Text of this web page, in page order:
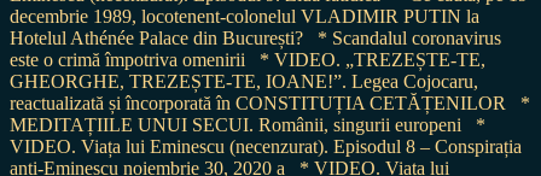
decembrie 1989, locotenent-colonelul VLADIMIR PUTIN la
Hotelul Athénée Palace din București?
* Scandalul coronavirus
este o crimă împotriva omenirii
* VIDEO. „TREZEȘTE-TE,
GHEORGHE, TREZEȘTE-TE, IOANE!”. Legea Cojocaru,
reactualizată și încorporată în CONSTITUȚIA CETĂȚENILOR
*
MEDITAȚIILE UNUI SECUI. Românii, singurii europeni
*
VIDEO. Viața lui Eminescu (necenzurat). Episodul 8 – Conspirația
anti-Eminescu noiembrie 30, 2020 a
* VIDEO. Viața lui